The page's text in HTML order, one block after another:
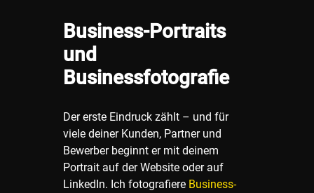
Business-Portraits
und
Businessfotografie
Der erste Eindruck zählt – und für
viele deiner Kunden, Partner und
Bewerber beginnt er mit deinem
Portrait auf der Website oder auf
LinkedIn. Ich fotografiere Business-